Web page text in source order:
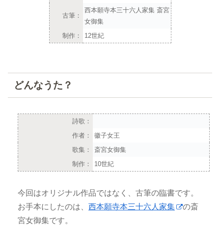
古筆：
西本願寺本三十六人家集 斎宮
女御集
制作：
12世紀
どんなうた？
詩歌：
作者：
徽子女王
歌集：
斎宮女御集
制作：
10世紀
今回はオリジナル作品ではなく、古筆の臨書です。
お手本にしたのは、 西本願寺本三十六人家集
の斎
宮女御集です。